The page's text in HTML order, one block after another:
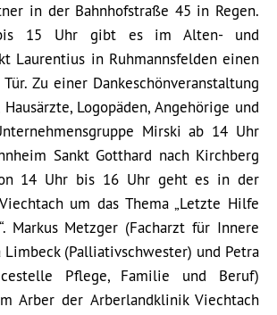
in der Bahnhofstraße 45 in Regen.
15 Uhr gibt es im Alten- und
Laurentius in Ruhmannsfelden einen
Zu einer Dankeschönveranstaltung
Logopäden, Angehörige und
Mirski ab 14 Uhr
Sankt Gotthard nach Kirchberg
14 Uhr bis 16 Uhr geht es in der
um das Thema „Letzte Hilfe
Markus Metzger (Facharzt für Innere
Limbeck (Palliativschwester) und Petra
Pflege, Familie und Beruf)
Arber der Arberlandklinik Viechtach